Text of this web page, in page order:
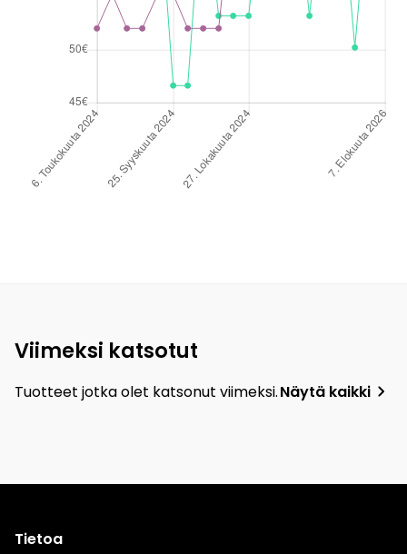
Viimeksi katsotut
Tuotteet jotka olet katsonut viimeksi.Näytä kaikki
Tietoa